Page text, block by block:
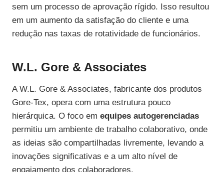
sem um processo de aprovação rígido. Isso resultou
em um aumento da satisfação do cliente e uma
redução nas taxas de rotatividade de funcionários.
W.L. Gore & Associates
A W.L. Gore & Associates, fabricante dos produtos
Gore-Tex, opera com uma estrutura pouco
hierárquica. O foco em equipes autogerenciadas
permitiu um ambiente de trabalho colaborativo, onde
as ideias são compartilhadas livremente, levando a
inovações significativas e a um alto nível de
engajamento dos colaboradores.